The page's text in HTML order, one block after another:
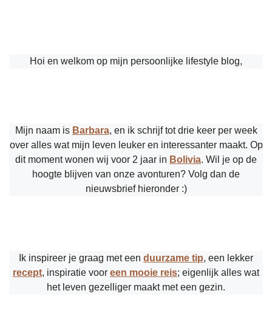
Hoi en welkom op mijn persoonlijke lifestyle blog,
Mijn naam is Barbara, en ik schrijf tot drie keer per week
over alles wat mijn leven leuker en interessanter maakt. Op
dit moment wonen wij voor 2 jaar in Bolivia. Wil je op de
hoogte blijven van onze avonturen? Volg dan de
nieuwsbrief hieronder :)
Ik inspireer je graag met een duurzame tip, een lekker
recept, inspiratie voor een mooie reis; eigenlijk alles wat
het leven gezelliger maakt met een gezin.